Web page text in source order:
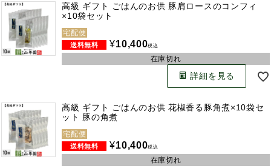
高級 ギフト ごはんのお供 豚肩ロースのコンフィ
×10袋セット
宅配便
¥10,400税込
在庫切れ
詳細を見る
高級 ギフト ごはんのお供 花椒香る豚角煮×10袋セ
ット 豚の角煮
宅配便
¥10,400税込
在庫切れ